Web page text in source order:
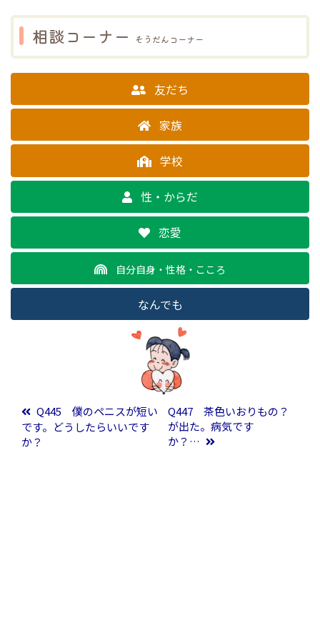
相談コーナー そうだんコーナー
友だち
家族
学校
性・からだ
恋愛
自分自身・性格・こころ
なんでも
投稿ナビゲーション
Q445 僕のペニスが短い
です。どうしたらいいです
か？
Q447 茶色いおりもの？
が出た。病気です
か？…